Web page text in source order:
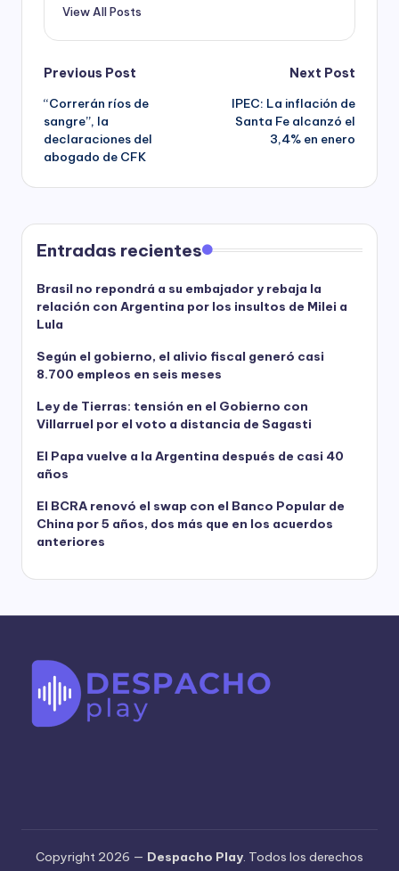
View All Posts
Post
navigation
Previous Post
“Correrán ríos de
sangre”, la
declaraciones del
abogado de CFK
Next Post
IPEC: La inflación de
Santa Fe alcanzó el
3,4% en enero
Entradas recientes
Brasil no repondrá a su embajador y rebaja la
relación con Argentina por los insultos de Milei a
Lula
Según el gobierno, el alivio fiscal generó casi
8.700 empleos en seis meses
Ley de Tierras: tensión en el Gobierno con
Villarruel por el voto a distancia de Sagasti
El Papa vuelve a la Argentina después de casi 40
años
El BCRA renovó el swap con el Banco Popular de
China por 5 años, dos más que en los acuerdos
anteriores
Copyright 2026 — Despacho Play. Todos los derechos